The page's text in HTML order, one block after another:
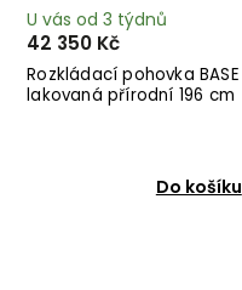
Rozkládací pohovka BASE
lakovaná přírodní 196 cm
U vás od 3 týdnů
42 350 Kč
Do košíku